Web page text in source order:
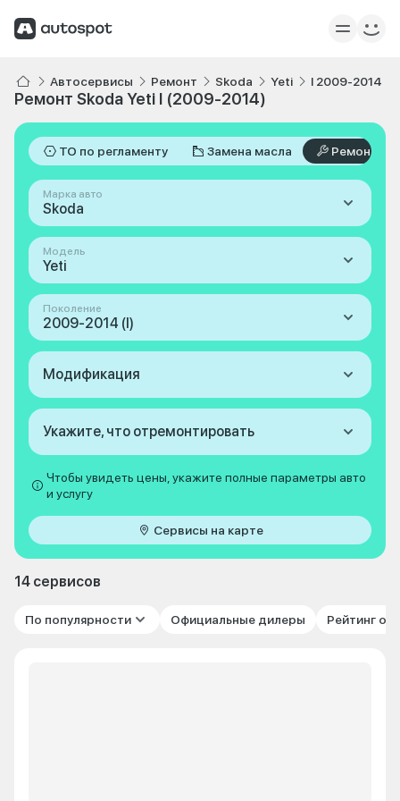
Автосервисы Ремонт Skoda Yeti I 2009-2014
Ремонт Skoda Yeti I (2009-2014)
ТО по регламенту Замена масла Ремонт
Марка авто
Skoda
Модель
Yeti
Поколение
2009-2014 (I)
Модификация
Укажите, что отремонтировать
Чтобы увидеть цены, укажите полные параметры авто
и услугу
Сервисы на карте
14 сервисов
По популярности Официальные дилеры Рейтинг